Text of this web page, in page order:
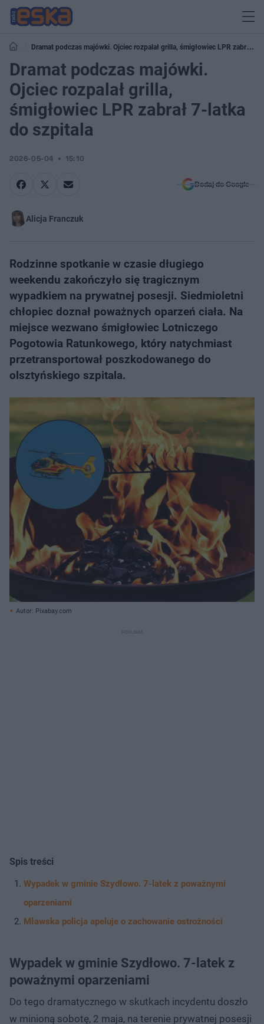
Dramat podczas majówki. Ojciec rozpalał grilla, śmigłowiec LPR zabrał 7-
latka do szpitala
Dramat podczas majówki.
Ojciec rozpalał grilla,
śmigłowiec LPR zabrał 7-latka
do szpitala
2026-05-04 15:10
Dodaj do Google
Alicja Franczuk
Rodzinne spotkanie w czasie długiego
weekendu zakończyło się tragicznym
wypadkiem na prywatnej posesji. Siedmioletni
chłopiec doznał poważnych oparzeń ciała. Na
miejsce wezwano śmigłowiec Lotniczego
Pogotowia Ratunkowego, który natychmiast
przetransportował poszkodowanego do
olsztyńskiego szpitala.
Autor: Pixabay.com
Spis treści
Wypadek w gminie Szydłowo. 7-latek z poważnymi
oparzeniami
Mławska policja apeluje o zachowanie ostrożności
Wypadek w gminie Szydłowo. 7-latek z
poważnymi oparzeniami
Do tego dramatycznego w skutkach incydentu doszło
w minioną sobotę, 2 maja, na terenie prywatnej posesji